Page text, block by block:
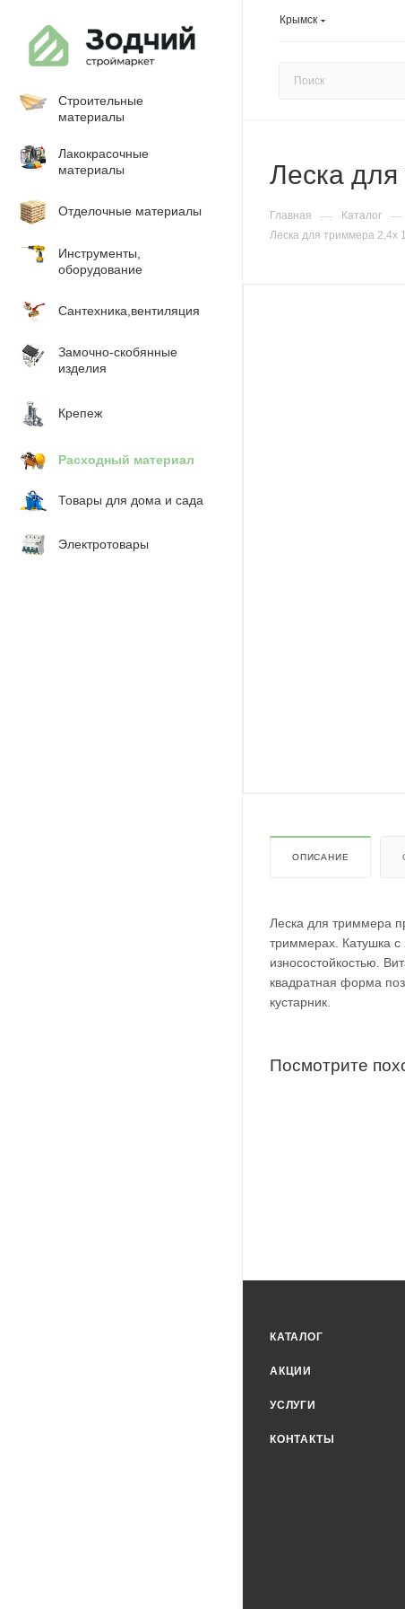
Крымск
Строительные
материалы
Лакокрасочные
материалы
Отделочные материалы
Инструменты,
оборудование
Сантехника,вентиляция
Замочно-скобянные
изделия
Крепеж
Расходный материал
Товары для дома и сада
Электротовары
Леска
Главная — Каталог —
Леска для триммера 2,4х
ОПИСАНИЕ
Леска для триммера
триммерах. Катушка с
износостойкостью.
квадратная форма
кустарник.
Посмотрите
КАТАЛОГ
АКЦИИ
УСЛУГИ
КОНТАКТЫ